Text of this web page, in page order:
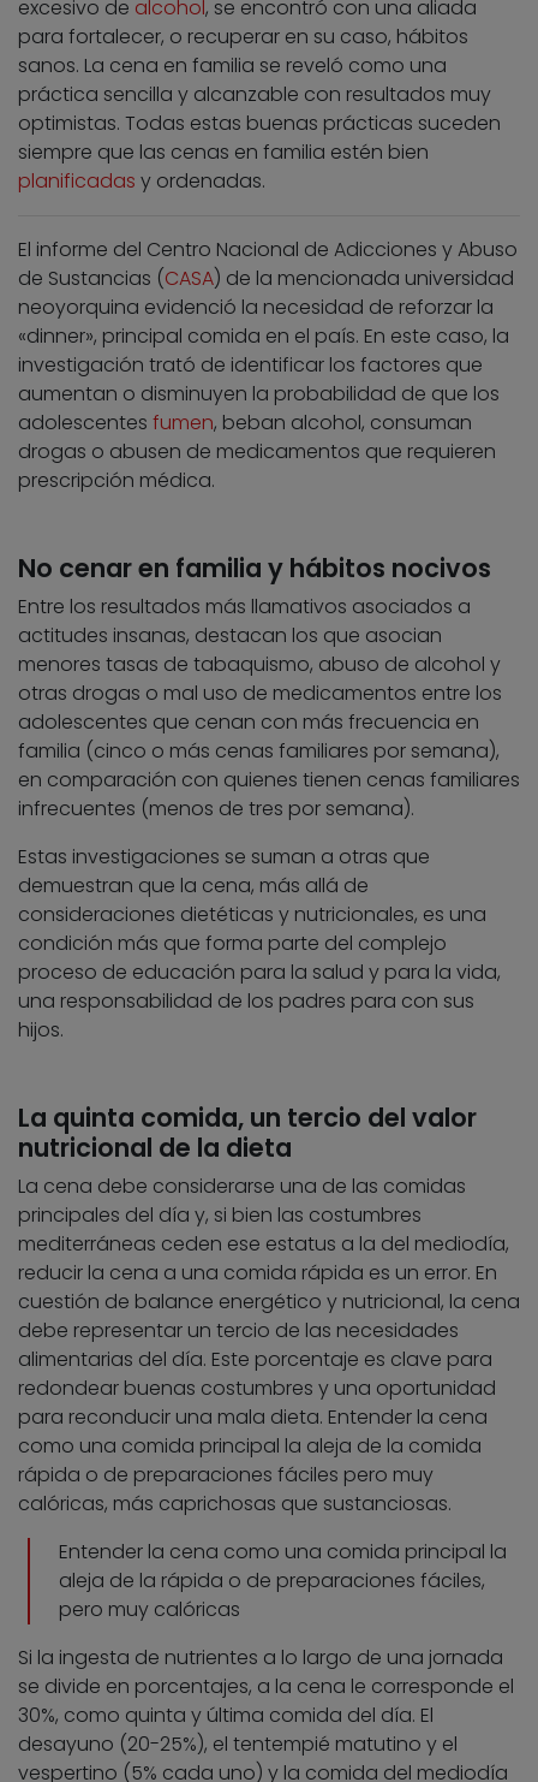
excesivo de alcohol, se encontró con una aliada
para fortalecer, o recuperar en su caso, hábitos
sanos. La cena en familia se reveló como una
práctica sencilla y alcanzable con resultados muy
optimistas. Todas estas buenas prácticas suceden
siempre que las cenas en familia estén bien
planificadas y ordenadas.
El informe del Centro Nacional de Adicciones y Abuso
de Sustancias (CASA) de la mencionada universidad
neoyorquina evidenció la necesidad de reforzar la
«dinner», principal comida en el país. En este caso, la
investigación trató de identificar los factores que
aumentan o disminuyen la probabilidad de que los
adolescentes fumen, beban alcohol, consuman
drogas o abusen de medicamentos que requieren
prescripción médica.
No cenar en familia y hábitos nocivos
Entre los resultados más llamativos asociados a
actitudes insanas, destacan los que asocian
menores tasas de tabaquismo, abuso de alcohol y
otras drogas o mal uso de medicamentos entre los
adolescentes que cenan con más frecuencia en
familia (cinco o más cenas familiares por semana),
en comparación con quienes tienen cenas familiares
infrecuentes (menos de tres por semana).
Estas investigaciones se suman a otras que
demuestran que la cena, más allá de
consideraciones dietéticas y nutricionales, es una
condición más que forma parte del complejo
proceso de educación para la salud y para la vida,
una responsabilidad de los padres para con sus
hijos.
La quinta comida, un tercio del valor
nutricional de la dieta
La cena debe considerarse una de las comidas
principales del día y, si bien las costumbres
mediterráneas ceden ese estatus a la del mediodía,
reducir la cena a una comida rápida es un error. En
cuestión de balance energético y nutricional, la cena
debe representar un tercio de las necesidades
alimentarias del día. Este porcentaje es clave para
redondear buenas costumbres y una oportunidad
para reconducir una mala dieta. Entender la cena
como una comida principal la aleja de la comida
rápida o de preparaciones fáciles pero muy
calóricas, más caprichosas que sustanciosas.
Entender la cena como una comida principal la
aleja de la rápida o de preparaciones fáciles,
pero muy calóricas
Si la ingesta de nutrientes a lo largo de una jornada
se divide en porcentajes, a la cena le corresponde el
30%, como quinta y última comida del día. El
desayuno (20-25%), el tentempié matutino y el
vespertino (5% cada uno) y la comida del mediodía